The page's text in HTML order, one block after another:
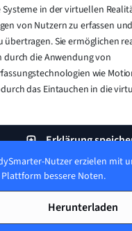
Systeme in der virtuellen
von Nutzern zu erfassen
übertragen. Sie ermöglichen
die Anwendung von
wie
das Eintauchen in die
Erklärung
wir sicher, dass
Nutzer erzielen mit
bessere Noten.
Herunterladen